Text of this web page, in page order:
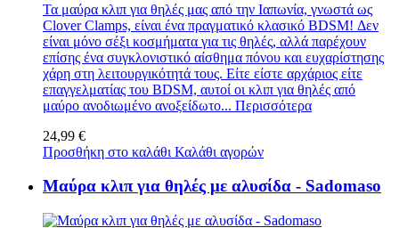
Τα μαύρα κλιπ για θηλές μας από την Ιαπωνία, γνωστά ως
Clover Clamps, είναι ένα πραγματικό κλασικό BDSM! Δεν
είναι μόνο σέξι κοσμήματα για τις θηλές, αλλά παρέχουν
επίσης ένα συγκλονιστικό αίσθημα πόνου και ευχαρίστησης
χάρη στη λειτουργικότητά τους. Είτε είστε αρχάριος είτε
επαγγελματίας του BDSM, αυτοί οι κλιπ για θηλές από
μαύρο ανοδιωμένο ανοξείδωτο... Περισσότερα
24,99 €
Προσθήκη στο καλάθι Καλάθι αγορών
Μαύρα κλιπ για θηλές με αλυσίδα - Sadomaso